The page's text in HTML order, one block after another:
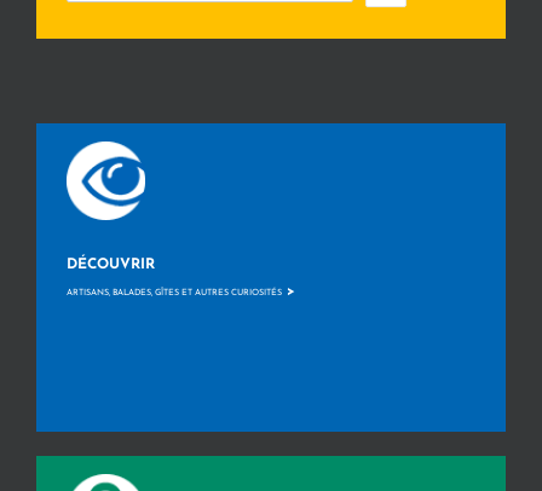
DÉCOUVRIR
ARTISANS, BALADES, GÎTES ET AUTRES CURIOSITÉS >